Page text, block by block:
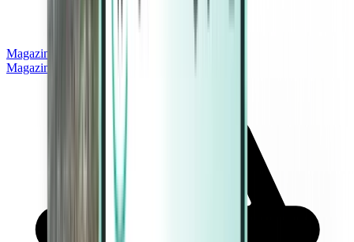
Magazine
Magazine